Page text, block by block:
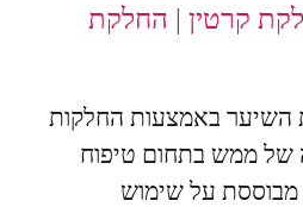
קרטין | החלקת
השיער באמצעות החלקות
ממש בתחום טיפוח
על שימוש